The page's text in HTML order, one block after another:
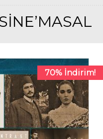
70% İndirim!